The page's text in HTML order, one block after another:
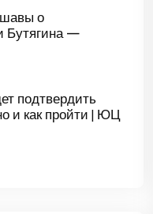
о
Бутягина —
подтвердить
и как пройти | ЮЦ